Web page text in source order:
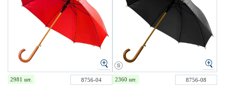
2981 шт.
8756-04
2360 шт.
8756-08